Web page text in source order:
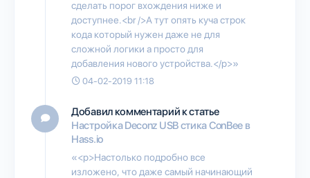
сделать порог вхождения ниже и
доступнее.<br />А тут опять куча строк
кода который нужен даже не для
сложной логики а просто для
добавления нового устройства.</p>»
04-02-2019 11:18
Добавил комментарий к статье
Настройка Deconz USB стика ConBee в
Hass.io
«<p>Настолько подробно все
изложено, что даже самый начинающий